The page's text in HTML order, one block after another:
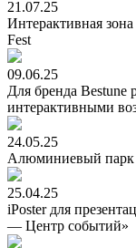
21.07.25
Интерактивная
Fest
09.06.25
Для бренда Bestune
интерактивными
24.05.25
Алюминиевый парк
25.04.25
iPoster для
— Центр событий»